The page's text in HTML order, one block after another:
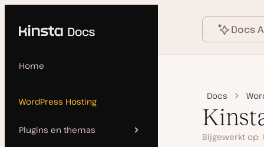
Home
WordPress Hosting
Plugins en themas
Docs
Docs
Bijgewerkt
Language